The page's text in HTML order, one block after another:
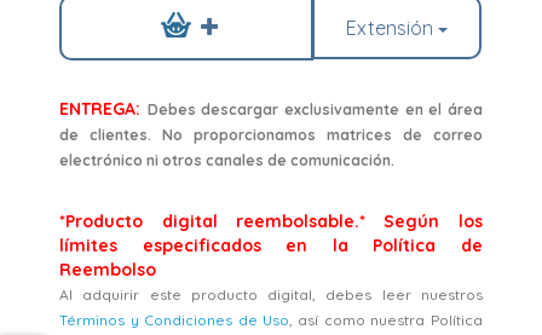
Extensión
ENTREGA: Debes descargar exclusivamente en el área
de clientes. No proporcionamos matrices de correo
electrónico ni otros canales de comunicación.
*Producto digital reembolsable.* Según los
límites especificados en la Política de
Reembolso
Al adquirir este producto digital, debes leer nuestros
Términos y Condiciones de Uso, así como nuestra Política